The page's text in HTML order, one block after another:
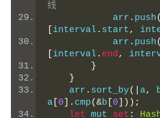
线
            arr
. push(
interval. start,
            arr
. push(
interval. end,
}
}
    arr
. sort_by(| a,
a 0 ]. cmp(&b 0 ]));
let mut set :